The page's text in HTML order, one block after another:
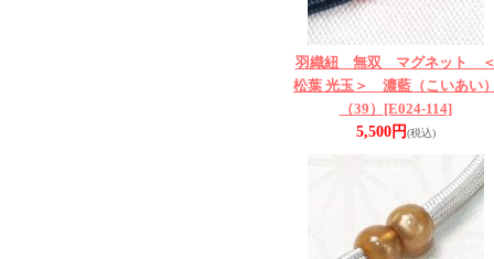
羽織紐 無双 マグネット
松葉 光玉＞ 濃藍（こいあい
（39） [E024-114]
5,500円(税込)